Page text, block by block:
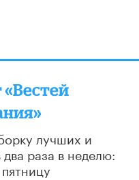
«Вестей
лучших и
два раза в неделю: